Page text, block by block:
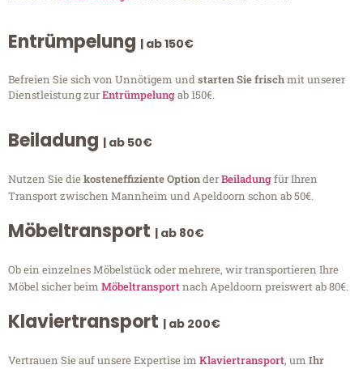
Entrümpelung | ab 150€
Befreien Sie sich von Unnötigem undstarten Sie frischmit unserer
Dienstleistung zurEntrümpelungab 150€.
Beiladung | ab 50€
Nutzen Sie diekosteneffiziente OptionderBeiladungfür Ihren
Transport zwischen Mannheim und Apeldoorn schon ab 50€.
Möbeltransport | ab 80€
Ob ein einzelnes Möbelstück oder mehrere, wir transportieren Ihre
Möbel sicher beim Möbeltransportnach Apeldoorn preiswert ab 80€.
Klaviertransport | ab 200€
Vertrauen Sie auf unsere Expertise im Klaviertransport, um Ihr